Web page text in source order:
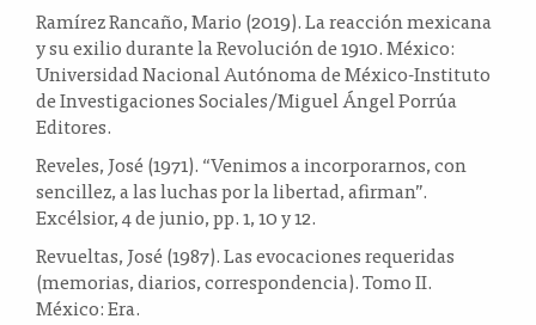
Ramírez Rancaño, Mario (2019). La reacción mexicana
y su exilio durante la Revolución de 1910. México:
Universidad Nacional Autónoma de México-Instituto
de Investigaciones Sociales/Miguel Ángel Porrúa
Editores.
Reveles, José (1971). “Venimos a incorporarnos, con
sencillez, a las luchas por la libertad, afirman”.
Excélsior, 4 de junio, pp. 1, 10 y 12.
Revueltas, José (1987). Las evocaciones requeridas
(memorias, diarios, correspondencia). Tomo II.
México: Era.